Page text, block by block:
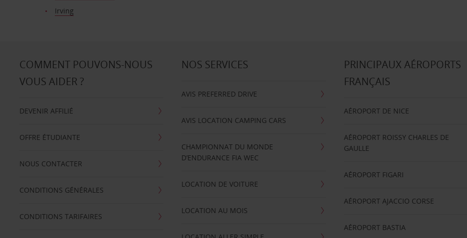
Irving
COMMENT POUVONS-NOUS
VOUS AIDER ?
DEVENIR AFFILIÉ
OFFRE ÉTUDIANTE
NOUS CONTACTER
CONDITIONS GÉNÉRALES
CONDITIONS TARIFAIRES
NOS SERVICES
AVIS PREFERRED DRIVE
AVIS LOCATION CAMPING CARS
CHAMPIONNAT DU MONDE
D’ENDURANCE FIA WEC
LOCATION DE VOITURE
LOCATION AU MOIS
PRINCIPAUX AÉROPORTS
FRANÇAIS
AÉROPORT DE NICE
AÉROPORT ROISSY CHARLES DE
GAULLE
AÉROPORT FIGARI
AÉROPORT AJACCIO CORSE
AÉROPORT BASTIA